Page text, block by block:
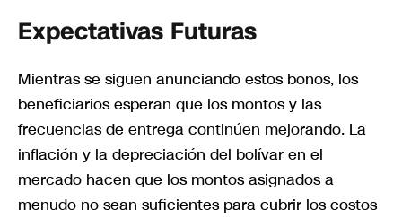
Expectativas Futuras
Mientras se siguen anunciando estos bonos, los
beneficiarios esperan que los montos y las
frecuencias de entrega continúen mejorando. La
inflación y la depreciación del bolívar en el
mercado hacen que los montos asignados a
menudo no sean suficientes para cubrir los costos